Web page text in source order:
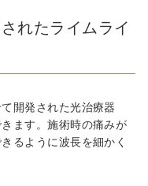
れたライムライ
開発された光治療器
ます。施術時の痛みが
るように波長を細かく